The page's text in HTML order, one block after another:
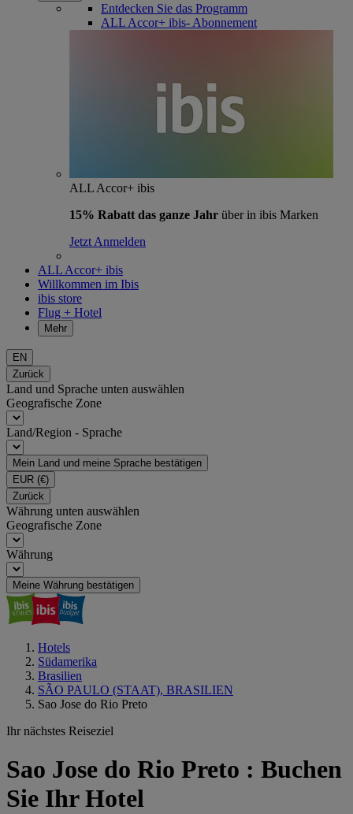
Entdecken Sie das Programm
ALL Accor+ ibis- Abonnement
ALL Accor+ ibis
15% Rabatt das ganze Jahr über in ibis Marken
Jetzt Anmelden
ALL Accor+ ibis
Willkommen im Ibis
ibis store
Flug + Hotel
Mehr
EN
Zurück
Land und Sprache unten auswählen
Geografische Zone
Land/Region - Sprache
Mein Land und meine Sprache bestätigen
EUR (€)
Zurück
Währung unten auswählen
Geografische Zone
Währung
Meine Währung bestätigen
Hotels
Südamerika
Brasilien
SÃO PAULO (STAAT), BRASILIEN
Sao Jose do Rio Preto
Ihr nächstes Reiseziel
Sao Jose do Rio Preto : Buchen
Sie Ihr Hotel